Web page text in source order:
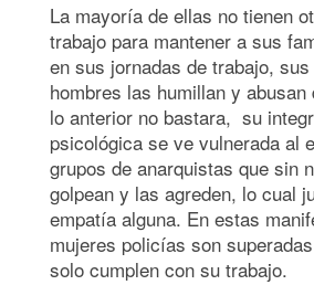
La mayoría de ellas no tienen
trabajo para mantener a sus
en sus jornadas de trabajo,
hombres las humillan y
lo anterior no bastara, su
psicológica se ve vulnerada al
grupos de anarquistas que sin
golpean y las agreden, lo cual
empatía alguna. En estas
mujeres policías son
solo cumplen con su trabajo.